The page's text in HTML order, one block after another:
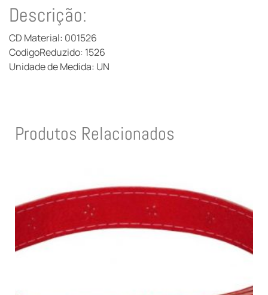
Descrição:
CD Material: 001526
CodigoReduzido: 1526
Unidade de Medida: UN
Produtos Relacionados